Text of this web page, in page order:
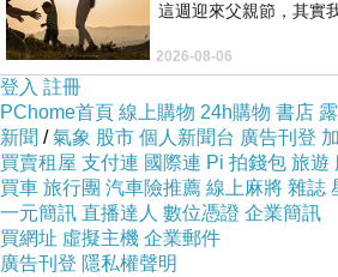
這週迎來父親節，其實
2026-08-06
登入 註冊
PChome首頁 線上購物 24h購物 書店
新聞 /氣象 股市 個人新聞台 廣告刊登
買賣租屋 支付連 國際連 Pi 拍錢包 旅遊
買車 旅行團 汽車險推薦 線上麻將 雜誌
一元簡訊 直播達人 數位憑證 企業簡訊
買網址 虛擬主機 企業郵件
廣告刊登 隱私權聲明